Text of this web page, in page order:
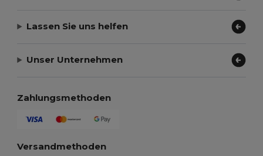
Lassen Sie uns helfen
Unser Unternehmen
Zahlungsmethoden
Versandmethoden